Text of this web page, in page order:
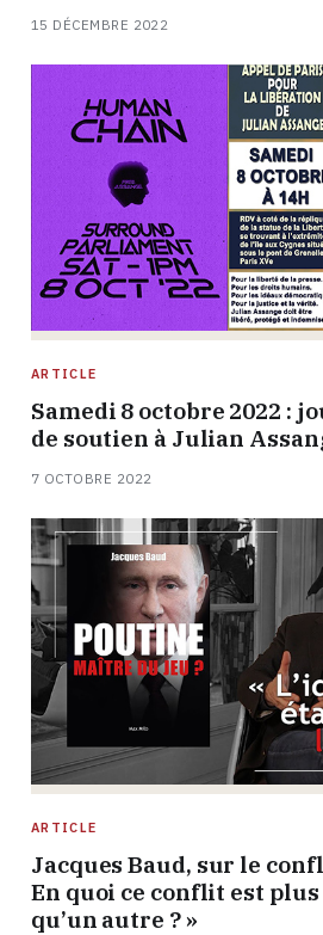
15 DÉCEMBRE 2022
ARTICLE
Samedi 8 octobre 2022 :
de soutien à Julian
7 OCTOBRE 2022
ARTICLE
Jacques Baud, sur le
En quoi ce conflit est
qu’un autre ? »